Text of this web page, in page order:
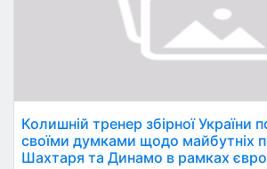
Колишній тренер збірної України
своїми думками щодо майбутніх
Шахтаря та Динамо в рамках